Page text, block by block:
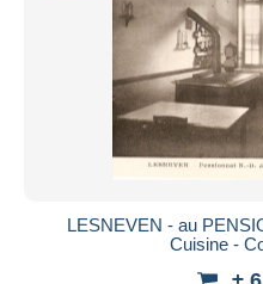
LESNEVEN - au
Cuisine -